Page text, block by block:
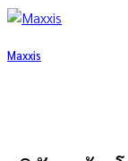
Maxxis